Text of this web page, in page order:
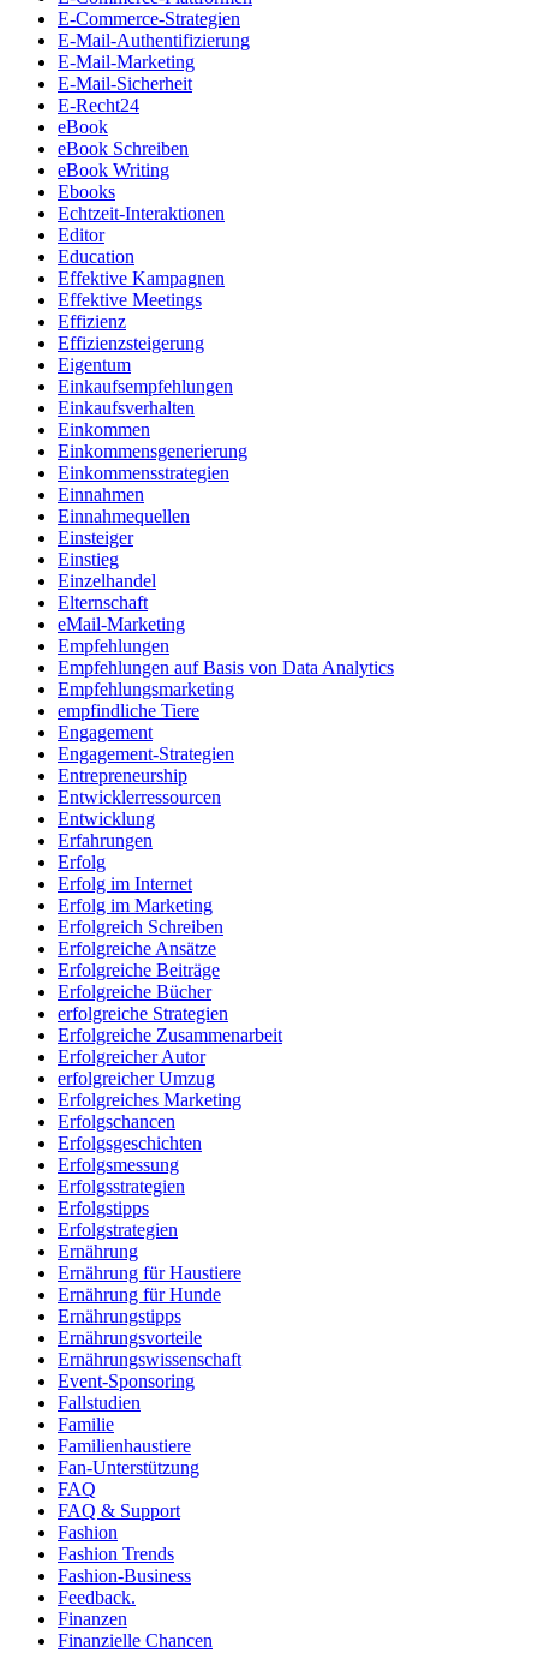
E-Commerce-Strategien
E-Mail-Authentifizierung
E-Mail-Marketing
E-Mail-Sicherheit
E-Recht24
eBook
eBook Schreiben
eBook Writing
Ebooks
Echtzeit-Interaktionen
Editor
Education
Effektive Kampagnen
Effektive Meetings
Effizienz
Effizienzsteigerung
Eigentum
Einkaufsempfehlungen
Einkaufsverhalten
Einkommen
Einkommensgenerierung
Einkommensstrategien
Einnahmen
Einnahmequellen
Einsteiger
Einstieg
Einzelhandel
Elternschaft
eMail-Marketing
Empfehlungen
Empfehlungen auf Basis von Data Analytics
Empfehlungsmarketing
empfindliche Tiere
Engagement
Engagement-Strategien
Entrepreneurship
Entwicklerressourcen
Entwicklung
Erfahrungen
Erfolg
Erfolg im Internet
Erfolg im Marketing
Erfolgreich Schreiben
Erfolgreiche Ansätze
Erfolgreiche Beiträge
Erfolgreiche Bücher
erfolgreiche Strategien
Erfolgreiche Zusammenarbeit
Erfolgreicher Autor
erfolgreicher Umzug
Erfolgreiches Marketing
Erfolgschancen
Erfolgsgeschichten
Erfolgsmessung
Erfolgsstrategien
Erfolgstipps
Erfolgstrategien
Ernährung
Ernährung für Haustiere
Ernährung für Hunde
Ernährungstipps
Ernährungsvorteile
Ernährungswissenschaft
Event-Sponsoring
Fallstudien
Familie
Familienhaustiere
Fan-Unterstützung
FAQ
FAQ & Support
Fashion
Fashion Trends
Fashion-Business
Feedback.
Finanzen
Finanzielle Chancen